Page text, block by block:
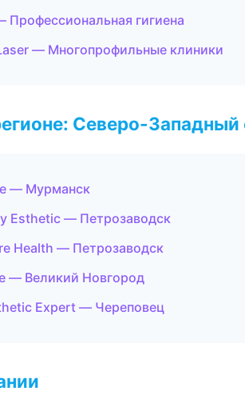
гигиена
— Многопрофильные клиники
Северо-
— Мурманск
Esthetic — Петрозаводск
Health — Петрозаводск
— Великий Новгород
Expert — Череповец